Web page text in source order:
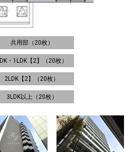
共用部（20枚）
・1LDK【2】（20枚）
2LDK【2】（20枚）
3LDK以上（20枚）